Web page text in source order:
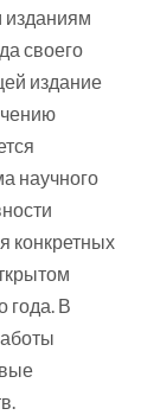
изданиям
своего
издание
научного
конкретных
года. В